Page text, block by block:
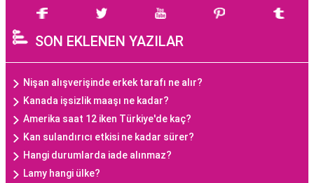
SON EKLENEN YAZILAR
Nişan alışverişinde erkek tarafı ne alır?
Kanada işsizlik maaşı ne kadar?
Amerika saat 12 iken Türkiye'de kaç?
Kan sulandırıcı etkisi ne kadar sürer?
Hangi durumlarda iade alınmaz?
Lamy hangi ülke?